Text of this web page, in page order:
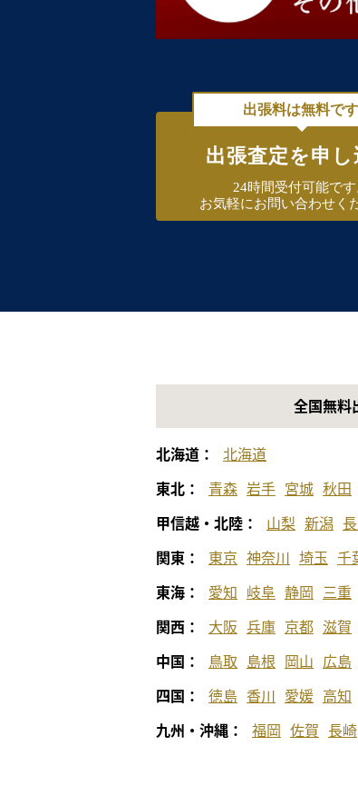
出張料は無料です
出張査定を申し
24時間受付可能です
お気軽にお問い合わせく
全国無料
北海道：
北海道
東北：
青森 岩手 宮城 秋田
甲信越・北陸：
山梨 新潟
関東：
東京 神奈川 埼玉 千
東海：
愛知 岐阜 静岡
三重
関西：
大阪 兵庫 京都 滋賀
中国：
鳥取 島根 岡山 広島
四国：
徳島 香川 愛媛 高知
九州・沖縄：
福岡 佐賀 長崎